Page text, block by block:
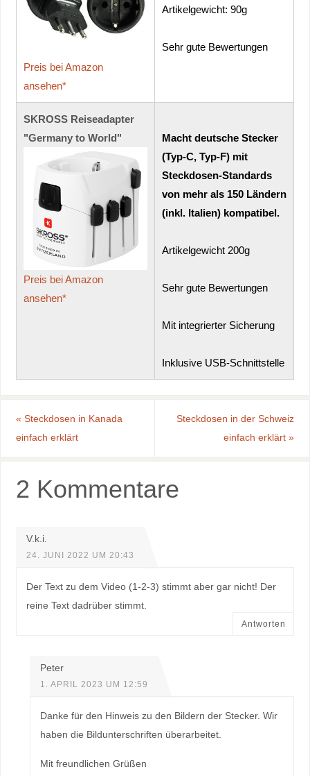
Preis bei Amazon
ansehen*
Artikelgewicht: 90g
Sehr gute Bewertungen
SKROSS Reiseadapter
"Germany to World"
Preis bei Amazon
ansehen*
Macht deutsche Stecker
(Typ-C, Typ-F) mit
Steckdosen-Standards
von mehr als 150 Ländern
(inkl. Italien) kompatibel.
Artikelgewicht 200g
Sehr gute Bewertungen
Mit integrierter Sicherung
Inklusive USB-Schnittstelle
« Steckdosen in Kanada
einfach erklärt
Steckdosen in der Schweiz
einfach erklärt»
2 Kommentare
V.k.i.
24. JUNI 2022 UM 20:43
Der Text zu dem Video (1-2-3) stimmt aber gar nicht! Der
reine Text dadrüber stimmt.
Antworten
Peter
1. APRIL 2023 UM 12:59
Danke für den Hinweis zu den Bildern der Stecker. Wir
haben die Bildunterschriften überarbeitet.
Mit freundlichen Grüßen